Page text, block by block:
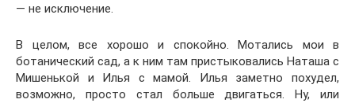
— не исключение.
В целом, все хорошо и спокойно. Мотались мои в
ботанический сад, а к ним там пристыковались Наташа с
Мишенькой и Илья с мамой. Илья заметно похудел,
возможно, просто стал больше двигаться. Ну, или